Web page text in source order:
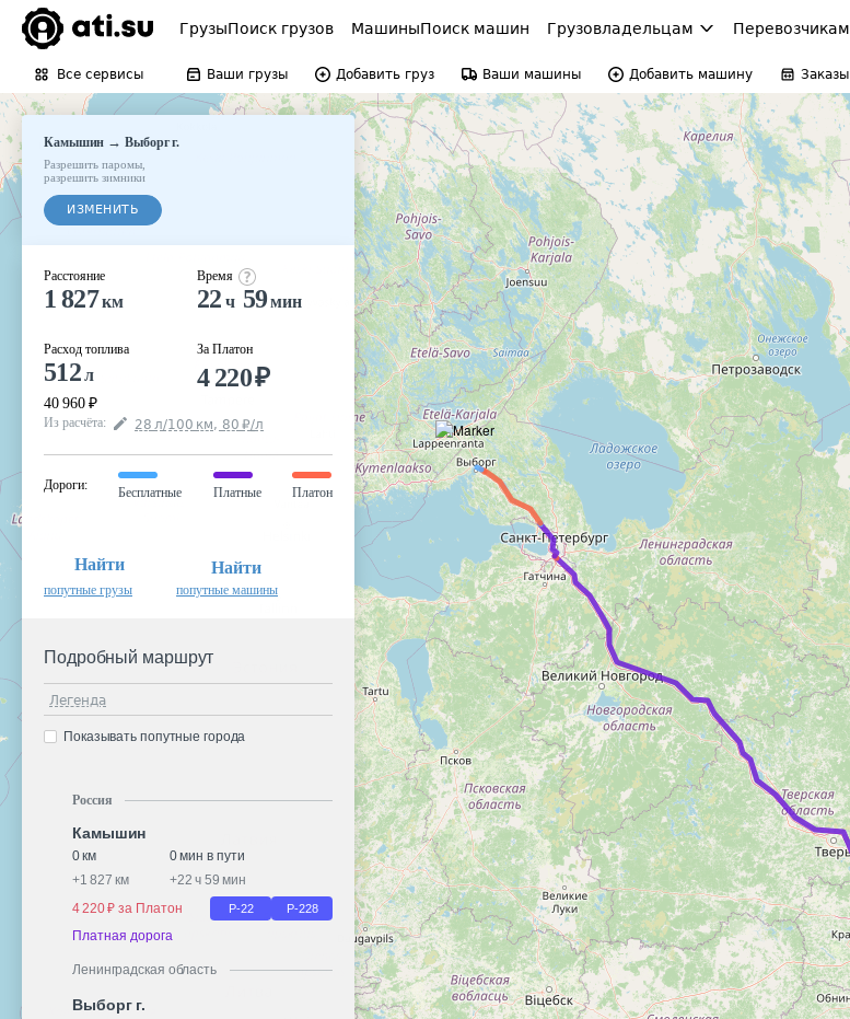
ГрузыПоиск грузов МашиныПоиск машин Грузовладельцам Перевозчикам
Все сервисы Ваши грузы Добавить груз Ваши машины Добавить машину Заказы
Камышин →Выборг г.
Разрешить паромы
разрешить зимники
ИЗМЕНИТЬ
Расстояние
1 827км
Расход топлива
512л
40 960 ₽
Время
22 ч 59мин
За Платон
4 220₽
Из расчёта: 28 л/100 км, 80 ₽/л
Дороги:
Бесплатные Платные Платон
Найти
попутные грузы
Найти
попутные машины
Подробный маршрут
Легенда
Показывать попутные города
Россия
Камышин
0 км
0 мин в пути
+1 827 км +22 ч 59 мин
4 220 ₽ за Платон
Р-22 Р-228
Платная дорога
Ленинградская область
Выборг г.